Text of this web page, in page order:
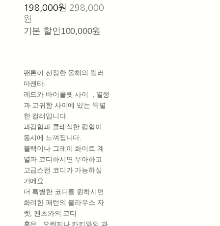
198,000원 298,000
원
기본 할인 100,000원
팬톤이 선정한 올해의 컬러
마젠타.
레드와 바이올렛 사이 , 열정
과 고귀함 사이에 있는 특별
한 컬러입니다.
과감함과 클래식한 팝함이
동시에 느껴집니다.
블랙이나 그레이 화이트 계
열과 코디하시면 우아하고
고급스런 코디가 가능하실
거에요.
더 특별한 코디를 원하시면
화려한 패턴의 블라우스 자
켓, 팬츠와의 코디
혹은 오렌지나 카키와의 과